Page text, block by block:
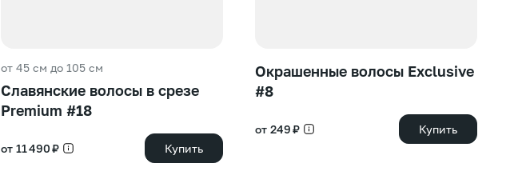
от 45 см до 105 см
Славянские волосы в срезе
Premium #18
от 11 490 ₽ Купить
Окрашенные волосы Exclusive
#8
от 249 ₽ Купить